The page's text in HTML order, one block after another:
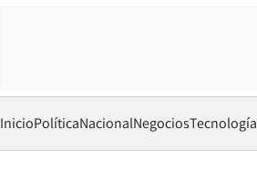
InicioPolíticaNacionalNegociosTecnología